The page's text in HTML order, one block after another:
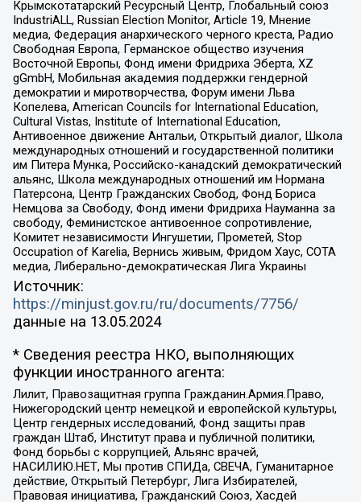
Крымскотатарский Ресурсный Центр, Глобальный союз
IndustriALL, Russian Election Monitor, Article 19, Мнение
медиа, Федерация анархического черного креста, Радио
Свободная Европа, Германское общество изучения
Восточной Европы, Фонд имени Фридриха Эберта, XZ
gGmbH, Мобильная академия поддержки гендерной
демократии и миротворчества, Форум имени Льва
Копелева, American Councils for International Education,
Cultural Vistas, Institute of International Education,
Антивоенное движение Антальи, Открытый диалог, Школа
международных отношений и государственной политики
им Питера Мунка, Российско-канадский демократический
альянс, Школа международных отношений им Нормана
Патерсона, Центр Гражданских Свобод, Фонд Бориса
Немцова за Свободу, Фонд имени Фридриха Науманна за
свободу, Феминистское антивоенное сопротивление,
Комитет независимости Ингушетии, Прометей, Stop
Occupation of Karelia, Вернись живым, Фридом Хаус, СОТА
медиа, Либерально-демократическая Лига Украины
Источник:
https://minjust.gov.ru/ru/documents/7756/
данные на 13.05.2024
* Сведения реестра НКО, выполняющих
функции иностранного агента:
Лилит, Правозащитная группа Гражданин.Армия.Право,
Нижегородский центр немецкой и европейской культуры,
Центр гендерных исследований, Фонд защиты прав
граждан Штаб, Институт права и публичной политики,
Фонд борьбы с коррупцией, Альянс врачей,
НАСИЛИЮ.НЕТ, Мы против СПИДа, СВЕЧА, Гуманитарное
действие, Открытый Петербург, Лига Избирателей,
Правовая инициатива, Гражданский Союз, Хасдей